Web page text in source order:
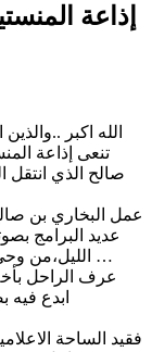
إذاعة
الله اكبر
تنعى إذاعة
صالح الذي انتقل
عمل البخاري بن
عديد البرامج
الليل،من وحي الخاطر،تحية رمضان،بستان الادب ،وجهة نظر …
عرف الراحل
ابدع
فقيد الساحة